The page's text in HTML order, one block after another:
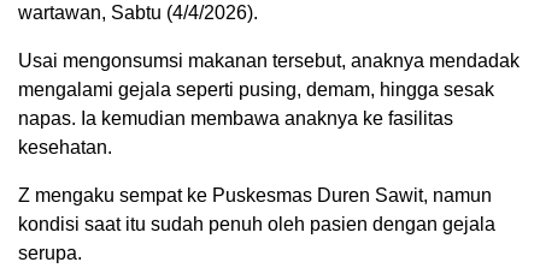
wartawan, Sabtu (4/4/2026).
Usai mengonsumsi makanan tersebut, anaknya mendadak
mengalami gejala seperti pusing, demam, hingga sesak
napas. Ia kemudian membawa anaknya ke fasilitas
kesehatan.
Z mengaku sempat ke Puskesmas Duren Sawit, namun
kondisi saat itu sudah penuh oleh pasien dengan gejala
serupa.